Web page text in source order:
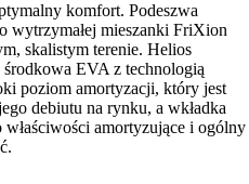
komfort. Podeszwa
wytrzymałej mieszanki FriXion
skalistym terenie. Helios
EVA z technologią
poziom amortyzacji, który jest
debiutu na rynku, a wkładka
amortyzujące i ogólny